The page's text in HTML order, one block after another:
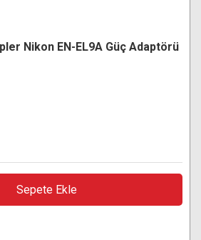
Nikon EN-EL9A Güç Adaptörü
Sepete Ekle